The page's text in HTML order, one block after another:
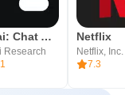
Chai: Chat AI Platform
Research
Netflix
Netflix, Inc.
7.3